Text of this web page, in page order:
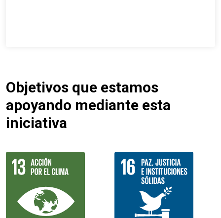
Objetivos que estamos
apoyando mediante esta
iniciativa